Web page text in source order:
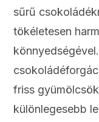
sűrű
tökéletesen
friss
különlegesebb